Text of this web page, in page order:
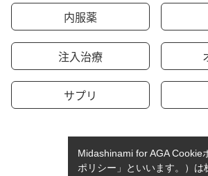
内服薬
注入治療
サプリ
Midashinami for AGA Cookie
ポリシー」といいます。）は